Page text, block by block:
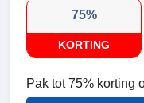
75%
KORTING
Pak tot 75% korting